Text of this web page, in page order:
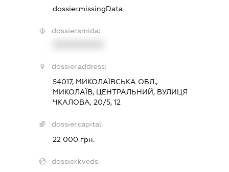
dossier.missingData
dossier.smida:
dossier.address:
54017, МИКОЛАЇВСЬКА ОБЛ.,
МИКОЛАЇВ, ЦЕНТРАЛЬНИЙ, ВУЛИЦЯ
ЧКАЛОВА, 20/5, 12
dossier.capital:
22 000 грн.
dossier.kveds: